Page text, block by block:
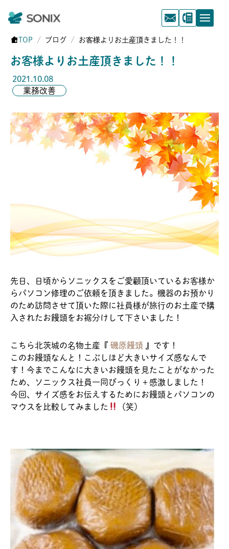
TOP ブログ お客様よりお土産頂きました！！
お客様よりお土産頂きました！！
2021.10.08
業務改善
先日、日頃からソニックスをご愛顧頂いているお客様か
らパソコン修理のご依頼を頂きました。機器のお預かり
のため訪問させて頂いた際に社員様が旅行のお土産で購
入されたお饅頭をお裾分けして下さいました！
こちら北茨城の名物土産 『 磯原饅頭 』 です！
このお饅頭なんと！こぶしほど大きいサイズ感なんで
す！今までこんなに大きいお饅頭を見たことがなかった
ため、ソニックス社員一同びっくり＋感激しました！
今回、サイズ感をお伝えするためにお饅頭とパソコンの
マウスを比較してみました
（笑）